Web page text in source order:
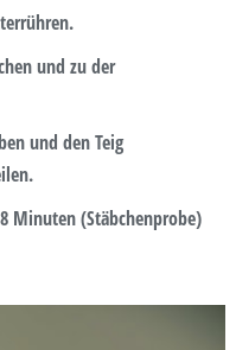
und zu der
und den Teig
Minuten (Stäbchenprobe)